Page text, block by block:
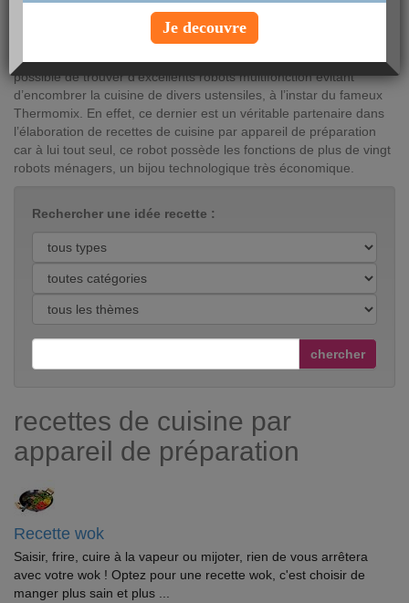
appareil de préparation deviennent de vraies alliées.
Pour répondre à une importante demande concernant les
possible de trouver d’excellents robots multifonction évitant
d’encombrer la cuisine de divers ustensiles, à l’instar du fameux
Thermomix. En effet, ce dernier est un véritable partenaire dans
l’élaboration de recettes de cuisine par appareil de préparation
car à lui tout seul, ce robot possède les fonctions de plus de vingt
robots ménagers, un bijou technologique très économique.
Rechercher une idée recette :
chercher
recettes de cuisine par
appareil de préparation
Recette wok
Saisir, frire, cuire à la vapeur ou mijoter, rien de vous arrêtera
avec votre wok ! Optez pour une recette wok, c'est choisir de
manger plus sain et plus ...
Je decouvre